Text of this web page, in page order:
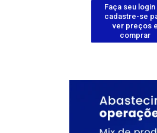
Faça seu login
cadastre-se
ver preços e
comprar